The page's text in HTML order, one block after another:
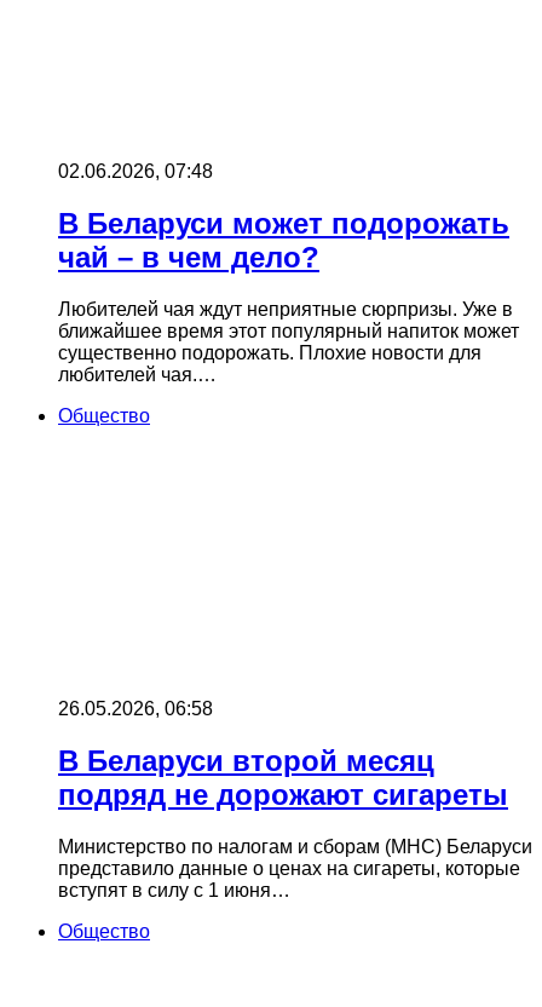
02.06.2026, 07:48
В Беларуси может подорожать
чай – в чем дело?
Любителей чая ждут неприятные сюрпризы. Уже в
ближайшее время этот популярный напиток может
существенно подорожать. Плохие новости для
любителей чая.…
Общество
26.05.2026, 06:58
В Беларуси второй месяц
подряд не дорожают сигареты
Министерство по налогам и сборам (МНС) Беларуси
представило данные о ценах на сигареты, которые
вступят в силу с 1 июня…
Общество